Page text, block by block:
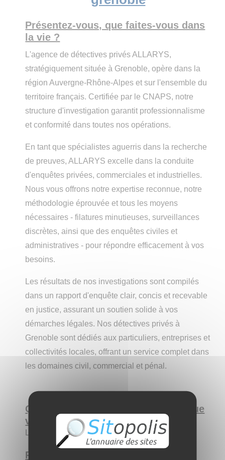
Présentez-vous, que faites-vous dans
la vie ?
L'agence de détectives privés ALLARYS,
stratégiquement située à Grenoble, opère dans la
région Auvergne-Rhône-Alpes et sur l'ensemble du
territoire français. Certifiée par le CNAPS, notre
structure d'investigation garantit professionnalisme
et conformité dans toutes nos opérations.
En tant que spécialistes aguerris dans la recherche
de preuves, ALLARYS excelle dans la conduite
d'enquêtes privées, commerciales et industrielles.
Nous vous offrons notre expertise reconnue, notre
méthodologie éprouvée et tous les moyens
nécessaires - filatures minutieuses, surveillances
discrètes, ainsi que des enquêtes civiles et
administratives - pour répondre efficacement à vos
besoins.
Les résultats de nos investigations sont compilés
dans un rapport d'enquête clair, concis et recevable
en justice, assurant un soutien solide à vos
démarches légales. Nos détectives privés à
Grenoble sont dédiés aux particuliers, entreprises et
collectivités locales, offrant un service complet dans
les domaines civil, commercial et pénal.
Qui êtes-vous par rapport au site que
vous allez nous présenter ?
Le directeur
Présentez le site aux internautes :